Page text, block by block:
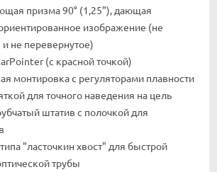
призма 90° (1,25"), дающая
изображение (не
и не перевернутое)
(с красной точкой)
монтировка с регуляторами плавности
для точного наведения на цель
штатив с полочкой для
"ласточкин хвост" для быстрой
трубы